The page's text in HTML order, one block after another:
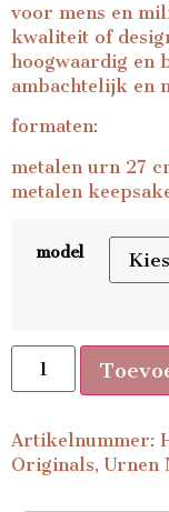
voor mens en
kwaliteit of
hoogwaardig en
ambachtelijk en
formaten:
metalen urn 27
metalen
model
Artikelnummer:
Originals, Urnen